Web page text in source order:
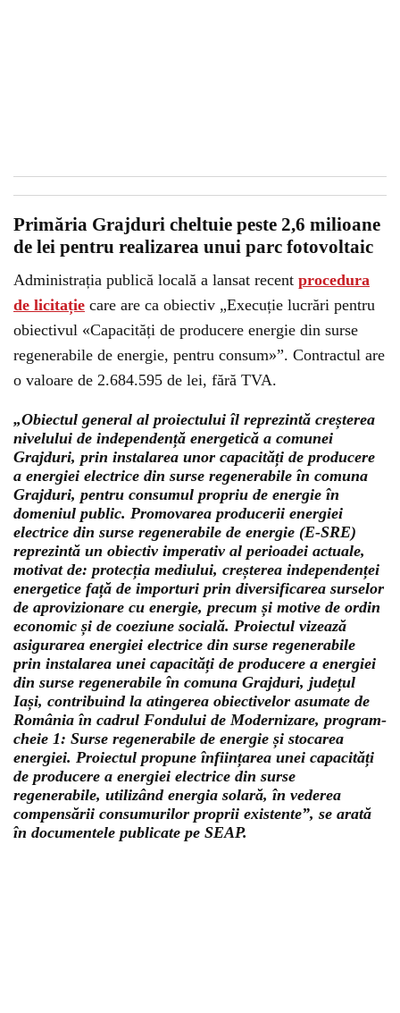
Primăria Grajduri cheltuie peste 2,6 milioane
de lei pentru realizarea unui parc fotovoltaic
Administrația publică locală a lansat recent procedura
de licitație care are ca obiectiv „Execuție lucrări pentru
obiectivul «Capacități de producere energie din surse
regenerabile de energie, pentru consum»”. Contractul are
o valoare de 2.684.595 de lei, fără TVA.
„Obiectul general al proiectului îl reprezintă creșterea
nivelului de independență energetică a comunei
Grajduri, prin instalarea unor capacități de producere
a energiei electrice din surse regenerabile în comuna
Grajduri, pentru consumul propriu de energie în
domeniul public. Promovarea producerii energiei
electrice din surse regenerabile de energie (E-SRE)
reprezintă un obiectiv imperativ al perioadei actuale,
motivat de: protecția mediului, creșterea independenței
energetice față de importuri prin diversificarea surselor
de aprovizionare cu energie, precum și motive de ordin
economic și de coeziune socială. Proiectul vizează
asigurarea energiei electrice din surse regenerabile
prin instalarea unei capacități de producere a energiei
din surse regenerabile în comuna Grajduri, județul
Iași, contribuind la atingerea obiectivelor asumate de
România în cadrul Fondului de Modernizare, program-
cheie 1: Surse regenerabile de energie și stocarea
energiei. Proiectul propune înființarea unei capacități
de producere a energiei electrice din surse
regenerabile, utilizând energia solară, în vederea
compensării consumurilor proprii existente”, se arată
în documentele publicate pe SEAP.